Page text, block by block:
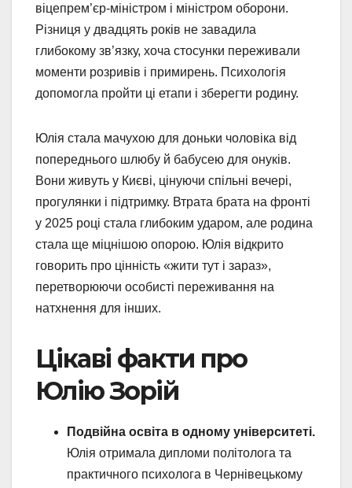
віцепрем’єр-міністром і міністром оборони.
Різниця у двадцять років не завадила
глибокому зв’язку, хоча стосунки переживали
моменти розривів і примирень. Психологія
допомогла пройти ці етапи і зберегти родину.
Юлія стала мачухою для доньки чоловіка від
попереднього шлюбу й бабусею для онуків.
Вони живуть у Києві, цінуючи спільні вечері,
прогулянки і підтримку. Втрата брата на фронті
у 2025 році стала глибоким ударом, але родина
стала ще міцнішою опорою. Юлія відкрито
говорить про цінність «жити тут і зараз»,
перетворюючи особисті переживання на
натхнення для інших.
Цікаві факти про
Юлію Зорій
Подвійна освіта в одному університеті.
Юлія отримала дипломи політолога та
практичного психолога в Чернівецькому